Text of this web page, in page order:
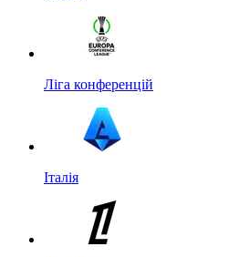
Ліга конференцій
Італія